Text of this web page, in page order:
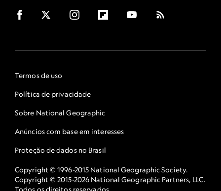
Termos de uso
Política de privacidade
Sobre National Geographic
Anúncios com base em interesses
Proteção de dados no Brasil
Copyright © 1996-2015 National Geographic Society.
Copyright © 2015-2026 National Geographic Partners, LLC.
Todos os direitos reservados